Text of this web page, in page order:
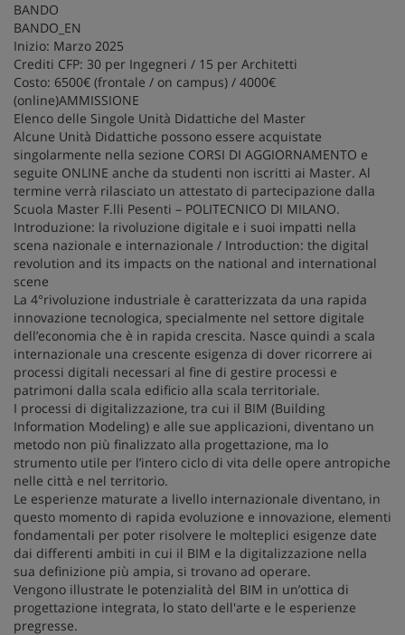
BANDO
BANDO_EN
Inizio: Marzo 2025
Crediti CFP: 30 per Ingegneri / 15 per Architetti
Costo: 6500€ (frontale / on campus) / 4000€
(online)AMMISSIONE
Elenco delle Singole Unità Didattiche del Master
Alcune Unità Didattiche possono essere acquistate
singolarmente nella sezione CORSI DI AGGIORNAMENTO e
seguite ONLINE anche da studenti non iscritti ai Master. Al
termine verrà rilasciato un attestato di partecipazione dalla
Scuola Master F.lli Pesenti – POLITECNICO DI MILANO.
Introduzione: la rivoluzione digitale e i suoi impatti nella
scena nazionale e internazionale / Introduction: the digital
revolution and its impacts on the national and international
scene
La 4°rivoluzione industriale è caratterizzata da una rapida
innovazione tecnologica, specialmente nel settore digitale
dell’economia che è in rapida crescita. Nasce quindi a scala
internazionale una crescente esigenza di dover ricorrere ai
processi digitali necessari al fine di gestire processi e
patrimoni dalla scala edificio alla scala territoriale.
I processi di digitalizzazione, tra cui il BIM (Building
Information Modeling) e alle sue applicazioni, diventano un
metodo non più finalizzato alla progettazione, ma lo
strumento utile per l’intero ciclo di vita delle opere antropiche
nelle città e nel territorio.
Le esperienze maturate a livello internazionale diventano, in
questo momento di rapida evoluzione e innovazione, elementi
fondamentali per poter risolvere le molteplici esigenze date
dai differenti ambiti in cui il BIM e la digitalizzazione nella
sua definizione più ampia, si trovano ad operare.
Vengono illustrate le potenzialità del BIM in un’ottica di
progettazione integrata, lo stato dell'arte e le esperienze
pregresse.